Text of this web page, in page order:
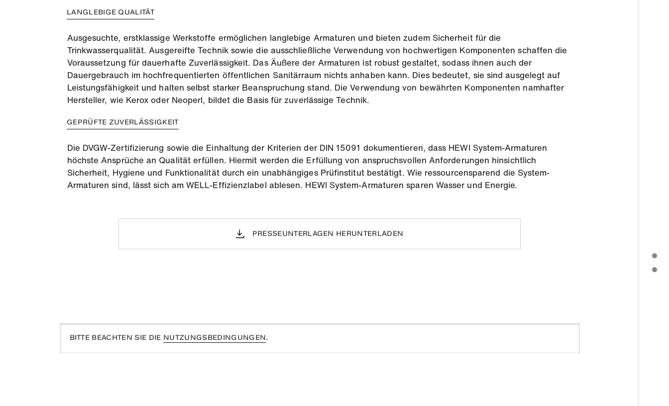
LANGLEBIGE QUALITÄT
Ausgesuchte, erstklassige Werkstoffe ermöglichen langlebige Armaturen und bieten zudem Sicherheit für die
Trinkwasserqualität. Ausgereifte Technik sowie die ausschließliche Verwendung von hochwertigen Komponenten schaffen die
Voraussetzung für dauerhafte Zuverlässigkeit. Das Äußere der Armaturen ist robust gestaltet, sodass ihnen auch der
Dauergebrauch im hochfrequentierten öffentlichen Sanitärraum nichts anhaben kann. Dies bedeutet, sie sind ausgelegt auf
Leistungsfähigkeit und halten selbst starker Beanspruchung stand. Die Verwendung von bewährten Komponenten namhafter
Hersteller, wie Kerox oder Neoperl, bildet die Basis für zuverlässige Technik.
GEPRÜFTE ZUVERLÄSSIGKEIT
Die DVGW-Zertifizierung sowie die Einhaltung der Kriterien der DIN 15091 dokumentieren, dass HEWI System-Armaturen
höchste Ansprüche an Qualität erfüllen. Hiermit werden die Erfüllung von anspruchsvollen Anforderungen hinsichtlich
Sicherheit, Hygiene und Funktionalität durch ein unabhängiges Prüfinstitut bestätigt. Wie ressourcensparend die System-
Armaturen sind, lässt sich am WELL-Effizienzlabel ablesen. HEWI System-Armaturen sparen Wasser und Energie.
PRESSEUNTERLAGEN HERUNTERLADEN
BITTE BEACHTEN SIE DIE NUTZUNGSBEDINGUNGEN.